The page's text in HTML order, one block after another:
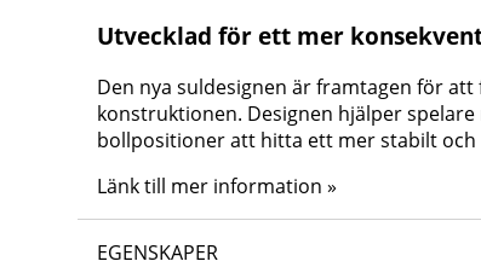
Utvecklad för ett mer
Den nya suldesignen är framtagen för
konstruktionen. Designen hjälper
bollpositioner att hitta ett mer stabilt
Länk till mer information »
EGENSKAPER